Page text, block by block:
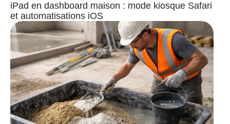
iPad en dashboard maison : mode kiosque Safari
et automatisations iOS